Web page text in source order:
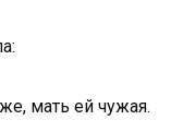
мать ей чужая.